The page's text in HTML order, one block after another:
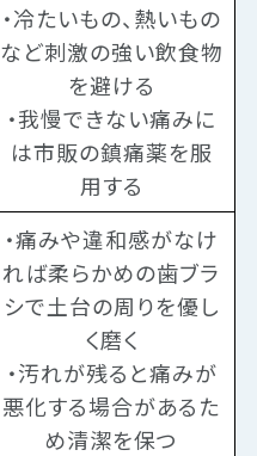
・冷たいもの、熱いもの
など刺激の強い飲食物
を避ける
・我慢できない痛みに
は市販の鎮痛薬を服
用する
・痛みや違和感がなけ
れば柔らかめの歯ブラ
シで土台の周りを優し
く磨く
・汚れが残ると痛みが
悪化する場合があるた
め清潔を保つ